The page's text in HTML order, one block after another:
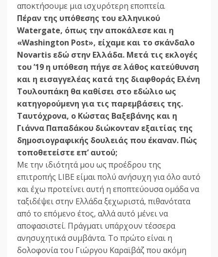
αποκτήσουµε µια ισχυρότερη εποπτεία.
Πέραν της υπόθεσης του ελληνικού
Watergate, όπως την αποκάλεσε και η
«Washington Post», είχαµε και το σκάνδαλο
Novartis εδώ στην Ελλάδα. Μετά τις εκλογές
του ’19 η υπόθεση πήγε σε λάθος κατεύθυνση
και η εισαγγελέας κατά της διαφθοράς Ελένη
Τουλουπάκη θα καθίσει στο εδώλιο ως
κατηγορούµενη για τις παρεµβάσεις της.
Ταυτόχρονα, ο Κώστας Βαξεβάνης και η
Γιάννα Παπαδάκου διώκονταν εξαιτίας της
δηµοσιογραφικής δουλειάς που έκαναν. Πώς
τοποθετείστε επ’ αυτού;
Με την ιδιότητά µου ως προέδρου της
επιτροπής LIBE είµαι πολύ ανήσυχη για όλο αυτό
και έχω προτείνει αυτή η εποπτεύουσα οµάδα να
ταξιδέψει στην Ελλάδα ξεχωριστά, πιθανότατα
από το επόµενο έτος, αλλά αυτό µένει να
αποφασιστεί. Πράγµατι υπάρχουν τέσσερα
ανησυχητικά συµβάντα. Το πρώτο είναι η
δολοφονία του Γιώργου Καραϊβάζ που ακόµη